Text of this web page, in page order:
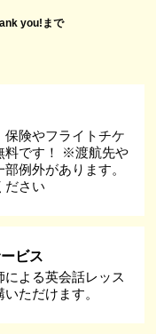
you!まで
保険やフライトチケ
料です！ ※渡航先や
例外があります。
ださい
ビス
よる英会話レッス
ただけます。